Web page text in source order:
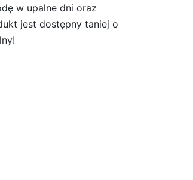
w upalne dni oraz
jest dostępny taniej o